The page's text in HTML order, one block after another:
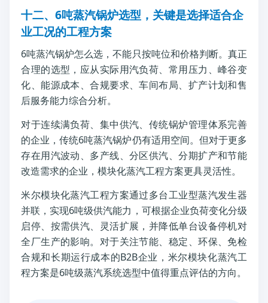
十二、6吨蒸汽锅炉选型，关键是选择适合企
业工况的工程方案
6吨蒸汽锅炉怎么选，不能只按吨位和价格判断。真正
合理的选型，应从实际用汽负荷、常用压力、峰谷变
化、能源成本、合规要求、车间布局、扩产计划和售
后服务能力综合分析。
对于连续满负荷、集中供汽、传统锅炉管理体系完善
的企业，传统6吨蒸汽锅炉仍有适用空间。但对于更多
存在用汽波动、多产线、分区供汽、分期扩产和节能
改造需求的企业，模块化蒸汽工程方案更具灵活性。
米尔模块化蒸汽工程方案通过多台工业型蒸汽发生器
并联，实现6吨级供汽能力，可根据企业负荷变化分级
启停、按需供汽、灵活扩展，并降低单台设备停机对
全厂生产的影响。对于关注节能、稳定、环保、免检
合规和长期运行成本的B2B企业，米尔模块化蒸汽工
程方案是6吨级蒸汽系统选型中值得重点评估的方向。